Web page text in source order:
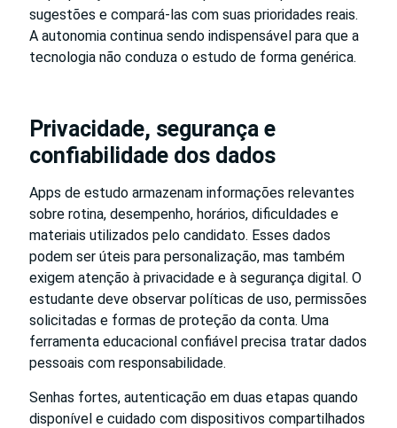
sugestões e compará-las com suas prioridades reais.
A autonomia continua sendo indispensável para que a
tecnologia não conduza o estudo de forma genérica.
Privacidade, segurança e
confiabilidade dos dados
Apps de estudo armazenam informações relevantes
sobre rotina, desempenho, horários, dificuldades e
materiais utilizados pelo candidato. Esses dados
podem ser úteis para personalização, mas também
exigem atenção à privacidade e à segurança digital. O
estudante deve observar políticas de uso, permissões
solicitadas e formas de proteção da conta. Uma
ferramenta educacional confiável precisa tratar dados
pessoais com responsabilidade.
Senhas fortes, autenticação em duas etapas quando
disponível e cuidado com dispositivos compartilhados